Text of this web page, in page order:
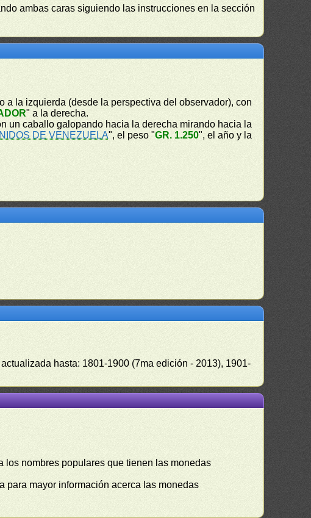
ambas caras siguiendo las instrucciones en la sección
a la izquierda (desde la perspectiva del observador), con
" a la derecha.
un caballo galopando hacia la derecha mirando hacia la
DE VENEZUELA", el peso "GR. 1.250", el año y la
hasta: 1801-1900 (7ma edición - 2013), 1901-
los nombres populares que tienen las monedas
para mayor información acerca las monedas